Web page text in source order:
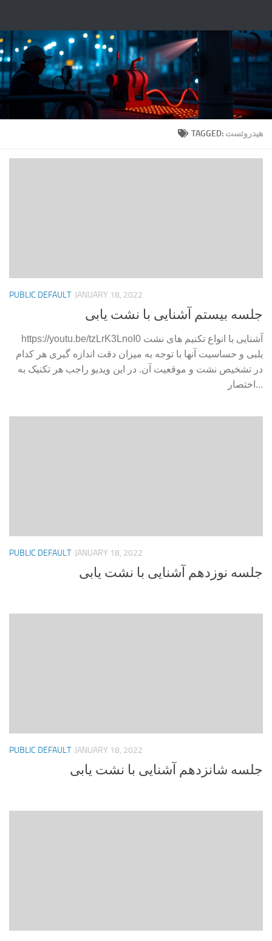
TAGGED: هیدروتست
PUBLIC DEFAULT JANUARY 18, 2022
جلسه بیستم آشنایی با نشت یابی
https://youtu.be/tzLrK3LnoI0 آشنایی با انواع تکنیم های نشت
یلبی و حساسیت آنها با توجه به میزان دقت اندازه گیری هر کدام
در تشخیص نشت و موقعیت آن. در این ویدیو راجب هر تکنیک به
اختصار...
PUBLIC DEFAULT JANUARY 18, 2022
جلسه نوزدهم آشنایی با نشت یابی
PUBLIC DEFAULT JANUARY 18, 2022
جلسه شانزدهم آشنایی با نشت یابی